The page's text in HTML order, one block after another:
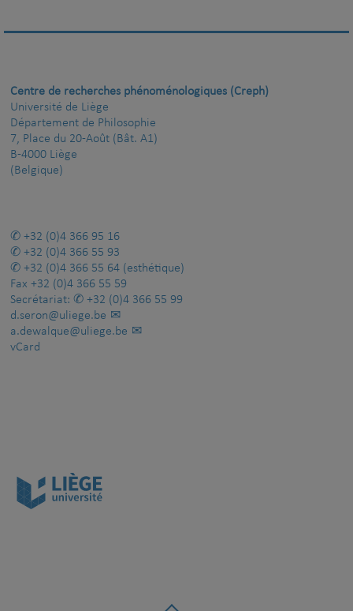
Centre de recherches phénoménologiques (Creph)
Université de Liège
Département de Philosophie
7, Place du 20-Août (Bât. A1)
B-4000 Liège
(Belgique)
+32 (0)4 366 95 16
+32 (0)4 366 55 93
+32 (0)4 366 55 64 (esthétique)
Fax +32 (0)4 366 55 59
Secrétariat:
+32 (0)4 366 55 99
d.seron@uliege.be
a.dewalque@uliege.be
vCard